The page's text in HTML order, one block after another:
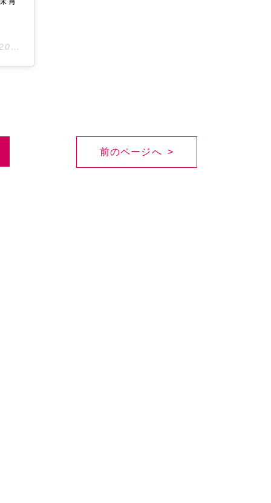
月月16日午後7時21分PDT
前のページへ >